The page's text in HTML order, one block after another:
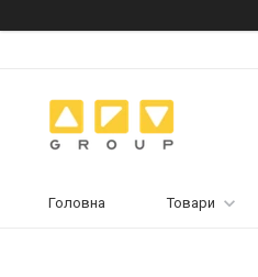
Головна Товари